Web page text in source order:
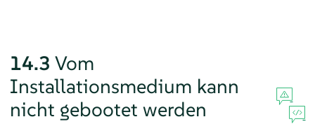
14.3 Vom
Installationsmedium kann
nicht gebootet werden